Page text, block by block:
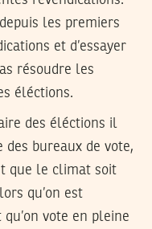
les premiers
et d’essayer
résoudre les
éléctions.
des éléctions il
bureaux de vote,
que le climat soit
qu’on est
vote en pleine